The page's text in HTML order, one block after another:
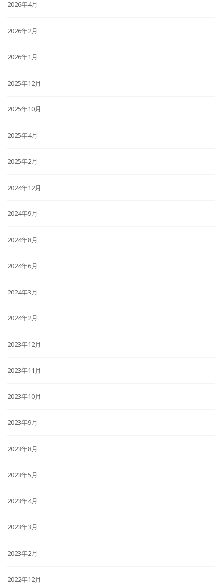
2026年4月
2026年2月
2026年1月
2025年12月
2025年10月
2025年4月
2025年2月
2024年12月
2024年9月
2024年8月
2024年6月
2024年3月
2024年2月
2023年12月
2023年11月
2023年10月
2023年9月
2023年8月
2023年5月
2023年4月
2023年3月
2023年2月
2022年12月